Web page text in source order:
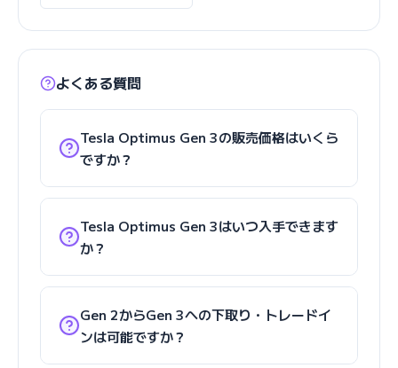
よくある質問
Tesla Optimus Gen 3の販売価格はいくら
ですか？
Tesla Optimus Gen 3はいつ入手できます
か？
Gen 2からGen 3への下取り・トレードイ
ンは可能ですか？